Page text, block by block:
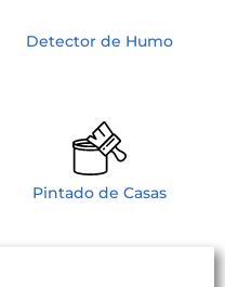
Detector de Humo
Pintado de Casas